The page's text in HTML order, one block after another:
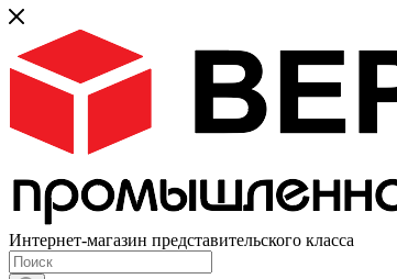
Интернет-магазин представительского класса